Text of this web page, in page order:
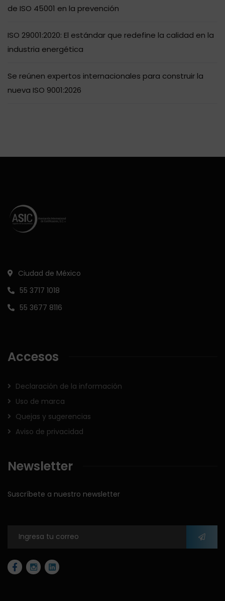
de ISO 45001 en la prevención
ISO 29001:2020: El estándar que redefine la calidad en la
industria energética
Se reúnen expertos internacionales para construir la
nueva ISO 9001:2026
Ciudad de México
55 3717 1018
55 3677 8116
Accesos
Declaración de la información
Uso de marca
Quejas y sugerencias
Aviso de privacidad
Newsletter
Suscríbete a nuestro newsletter